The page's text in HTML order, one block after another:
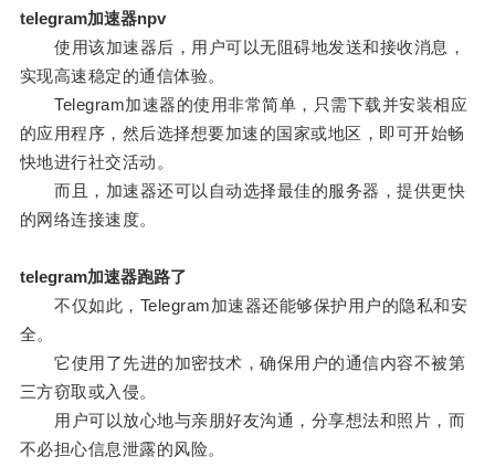
telegram加速器npv
使用该加速器后，用户可以无阻碍地发送和接收消息，
实现高速稳定的通信体验。
Telegram加速器的使用非常简单，只需下载并安装相应
的应用程序，然后选择想要加速的国家或地区，即可开始畅
快地进行社交活动。
而且，加速器还可以自动选择最佳的服务器，提供更快
的网络连接速度。
telegram加速器跑路了
不仅如此，Telegram加速器还能够保护用户的隐私和安
全。
它使用了先进的加密技术，确保用户的通信内容不被第
三方窃取或入侵。
用户可以放心地与亲朋好友沟通，分享想法和照片，而
不必担心信息泄露的风险。